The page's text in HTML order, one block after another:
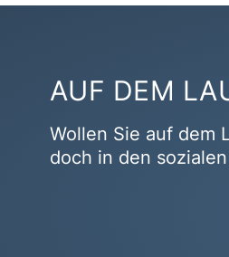
AUF DEM
Wollen Sie auf dem
doch in den